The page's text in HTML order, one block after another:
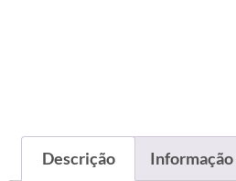
Descrição